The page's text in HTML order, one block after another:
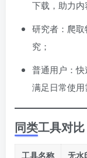
下载，助力内
研究者：爬
究；
普通用户：快
满足日常使用
同类工具对比
工具名称
无水